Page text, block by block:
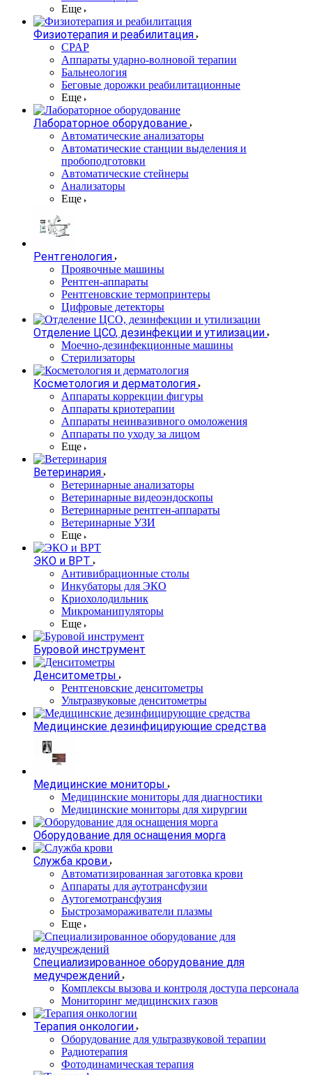
Еще
Физиотерапия и реабилитация
CPAP
Аппараты ударно-волновой терапии
Бальнеология
Беговые дорожки реабилитационные
Еще
Лабораторное оборудование
Автоматические анализаторы
Автоматические станции выделения и
пробоподготовки
Автоматические стейнеры
Анализаторы
Еще
Рентгенология
Проявочные машины
Рентген-аппараты
Рентгеновские термопринтеры
Цифровые детекторы
Отделение ЦСО, дезинфекции и утилизации
Моечно-дезинфекционные машины
Стерилизаторы
Косметология и дерматология
Аппараты коррекции фигуры
Аппараты криотерапии
Аппараты неинвазивного омоложения
Аппараты по уходу за лицом
Еще
Ветеринария
Ветеринарные анализаторы
Ветеринарные видеоэндоскопы
Ветеринарные рентген-аппараты
Ветеринарные УЗИ
Еще
ЭКО и ВРТ
Антивибрационные столы
Инкубаторы для ЭКО
Криохолодильник
Микроманипуляторы
Еще
Буровой инструмент
Денситометры
Рентгеновские денситометры
Ультразвуковые денситометры
Медицинские дезинфицирующие средства
Медицинские мониторы
Медицинские мониторы для диагностики
Медицинские мониторы для хирургии
Оборудование для оснащения морга
Служба крови
Автоматизированная заготовка крови
Аппараты для аутотрансфузии
Аутогемотрансфузия
Быстрозамораживатели плазмы
Еще
Специализированное оборудование для
медучреждений
Комплексы вызова и контроля доступа персонала
Мониторинг медицинских газов
Терапия онкологии
Оборудование для ультразвуковой терапии
Радиотерапия
Фотодинамическая терапия